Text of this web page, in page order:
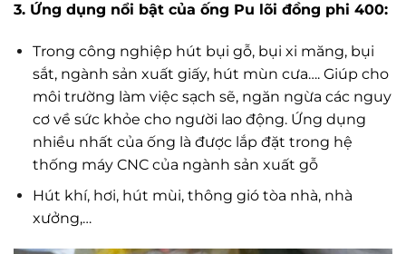
3. Ứng dụng nổi bật của ống Pu lõi đồng phi 400:
Trong công nghiệp hút bụi gỗ, bụi xi măng, bụi
sắt, ngành sản xuất giấy, hút mùn cưa…. Giúp cho
môi trường làm việc sạch sẽ, ngăn ngừa các nguy
cơ về sức khỏe cho người lao động. Ứng dụng
nhiều nhất của ống là được lắp đặt trong hệ
thống máy CNC của ngành sản xuất gỗ
Hút khí, hơi, hút mùi, thông gió tòa nhà, nhà
xưởng,…